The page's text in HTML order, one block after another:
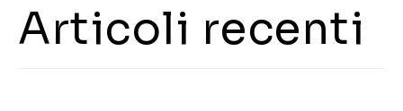
Articoli recenti